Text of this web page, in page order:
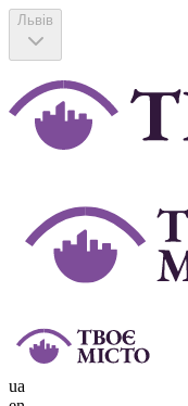
Львів
ua